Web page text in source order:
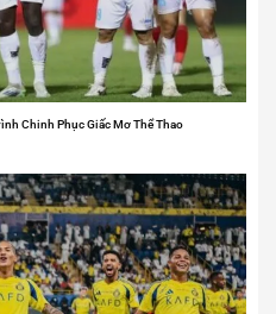
Chinh Phục Giấc Mơ Thể Thao